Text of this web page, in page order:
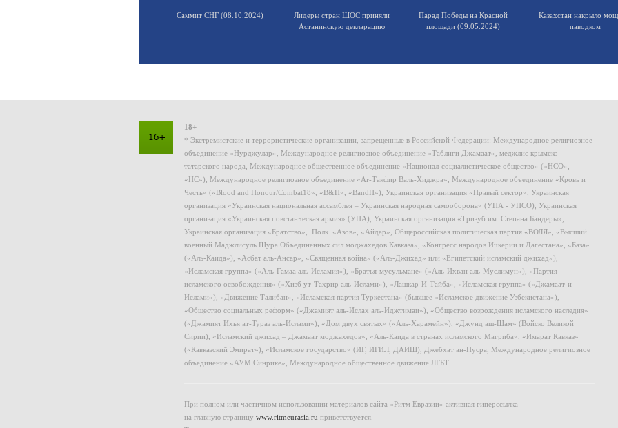
Саммит СНГ (08.10.2024)
Лидеры стран ШОС приняли
Астанинскую декларацию
Парад Победы на Красной
площади (09.05.2024)
Казахстан накрыло
паводком
18+
* Экстремистские и террористические организации, запрещенные в Российской Федерации: Международное религиозное
объединение «Нурджулар», Международное религиозное объединение «Таблиги Джамаат», меджлис крымско-
татарского народа, Международное общественное объединение «Национал-социалистическое общество» («НСО»,
«НС»), Международное религиозное объединение «Ат-Такфир Валь-Хиджра», Международное объединение «Кровь и
Честь» («Blood and Honour/Combat18», «B&H», «BandH»), Украинская организация «Правый сектор», Украинская
организация «Украинская национальная ассамблея – Украинская народная самооборона» (УНА - УНСО), Украинская
организация «Украинская повстанческая армия» (УПА), Украинская организация «Тризуб им. Степана Бандеры»,
Украинская организация «Братство», Полк «Азов», «Айдар», Общероссийская политическая партия «ВОЛЯ», «Высший
военный Маджлисуль Шура Объединенных сил моджахедов Кавказа», «Конгресс народов Ичкерии и Дагестана», «База»
(«Аль-Каида»), «Асбат аль-Ансар», «Священная война» («Аль-Джихад» или «Египетский исламский джихад»),
«Исламская группа» («Аль-Гамаа аль-Исламия»), «Братья-мусульмане» («Аль-Ихван аль-Муслимун»), «Партия
исламского освобождения» («Хизб ут-Тахрир аль-Ислами»), «Лашкар-И-Тайба», «Исламская группа» («Джамаат-и-
Ислами»), «Движение Талибан», «Исламская партия Туркестана» (бывшее «Исламское движение Узбекистана»),
«Общество социальных реформ» («Джамият аль-Ислах аль-Иджтимаи»), «Общество возрождения исламского наследия»
(«Джамият Ихья ат-Тураз аль-Ислами»), «Дом двух святых» («Аль-Харамейн»), «Джунд аш-Шам» (Войско Великой
Сирии), «Исламский джихад – Джамаат моджахедов», «Аль-Каида в странах исламского Магриба», «Имарат Кавказ»
(«Кавказский Эмират»), «Исламское государство» (ИГ, ИГИЛ, ДАИШ), Джебхат ан-Нусра, Международное религиозное
объединение «АУМ Синрике», Международное общественное движение ЛГБТ.
При полном или частичном использовании материалов сайта «Ритм Евразии» активная гиперссылка
на главную страницу www.ritmeurasia.ru приветствуется.